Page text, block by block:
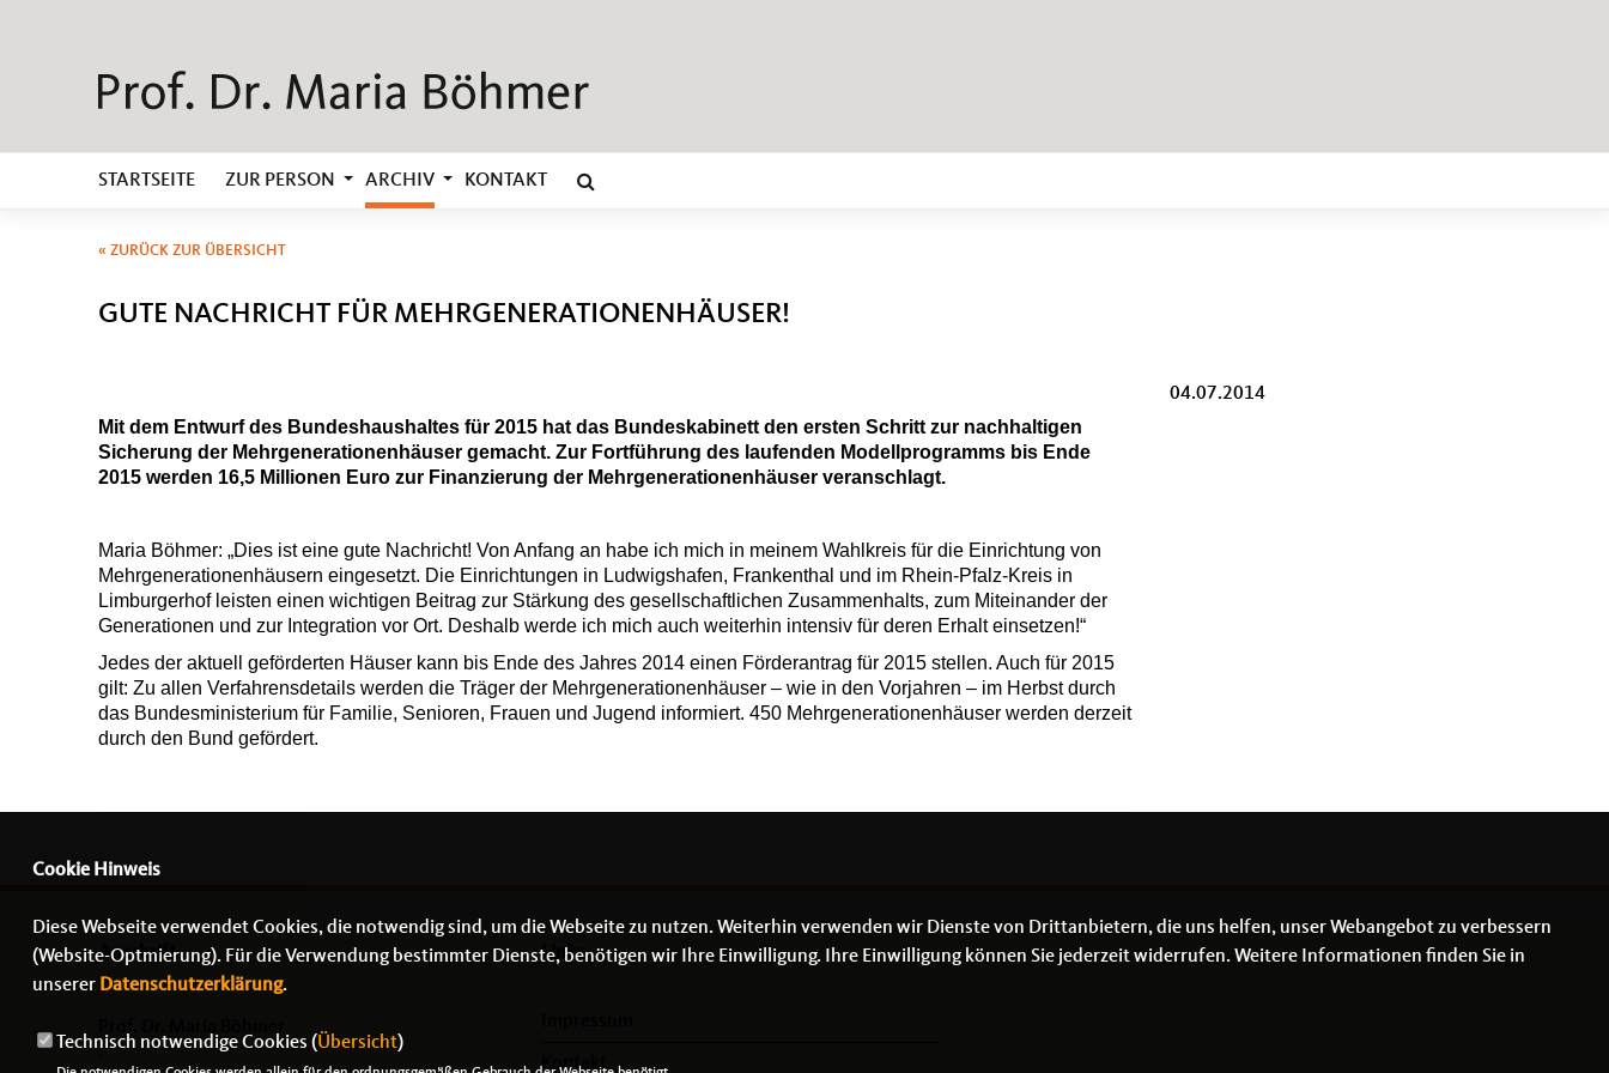
STARTSEITE ZUR PERSON ARCHIV KONTAKT
« ZURÜCK ZUR ÜBERSICHT
GUTE NACHRICHT FÜR MEHRGENERATIONENHÄUSER!
Mit dem Entwurf des Bundeshaushaltes für 2015 hat das Bundeskabinett den ersten Schritt zur nachhaltigen
Sicherung der Mehrgenerationenhäuser gemacht. Zur Fortführung des laufenden Modellprogramms bis Ende
2015 werden 16,5 Millionen Euro zur Finanzierung der Mehrgenerationenhäuser veranschlagt.
Maria Böhmer: „Dies ist eine gute Nachricht! Von Anfang an habe ich mich in meinem Wahlkreis für die Einrichtung von
Mehrgenerationenhäusern eingesetzt. Die Einrichtungen in Ludwigshafen, Frankenthal und im Rhein-Pfalz-Kreis in
Limburgerhof leisten einen wichtigen Beitrag zur Stärkung des gesellschaftlichen Zusammenhalts, zum Miteinander der
Generationen und zur Integration vor Ort. Deshalb werde ich mich auch weiterhin intensiv für deren Erhalt einsetzen!“
Jedes der aktuell geförderten Häuser kann bis Ende des Jahres 2014 einen Förderantrag für 2015 stellen. Auch für 2015
gilt: Zu allen Verfahrensdetails werden die Träger der Mehrgenerationenhäuser – wie in den Vorjahren – im Herbst durch
das Bundesministerium für Familie, Senioren, Frauen und Jugend informiert. 450 Mehrgenerationenhäuser werden derzeit
durch den Bund gefördert.
04.07.2014
Anschrift Links
Kontakt
Cookie Hinweis
Diese Webseite verwendet Cookies, die notwendig sind, um die Webseite zu nutzen. Weiterhin verwenden wir Dienste von Drittanbietern, die uns helfen, unser Webangebot zu verbessern
(Website-Optmierung). Für die Verwendung bestimmter Dienste, benötigen wir Ihre Einwilligung. Ihre Einwilligung können Sie jederzeit widerrufen. Weitere Informationen finden Sie in
unserer Datenschutzerklärung.
Technisch notwendige Cookies (Übersicht)